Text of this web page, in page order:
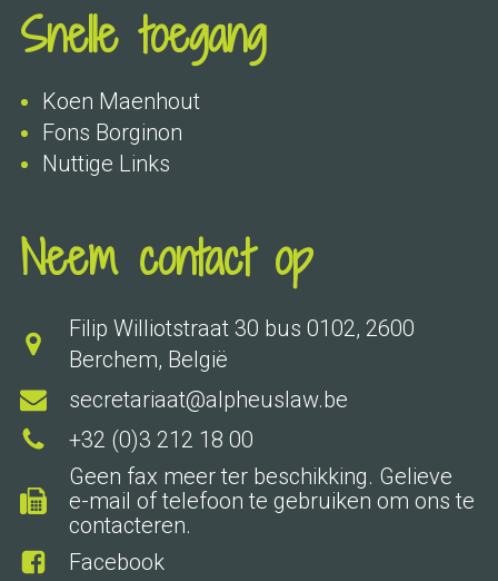
Snelle toegang
Koen Maenhout
Fons Borginon
Nuttige Links
Neem contact op
Filip Williotstraat 30 bus 0102, 2600
Berchem, België
secretariaat@alpheuslaw.be
+32 (0)3 212 18 00
Geen fax meer ter beschikking. Gelieve
e-mail of telefoon te gebruiken om ons te
contacteren.
Facebook